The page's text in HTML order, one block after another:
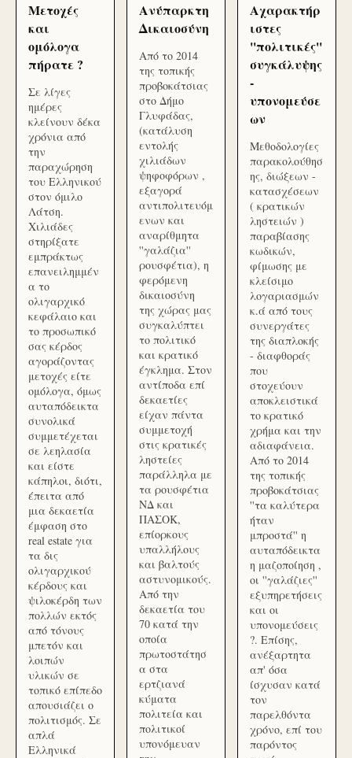
Μετοχές
και
ομόλογα
πήρατε ?
Σε λίγες
ημέρες
κλείνουν δέκα
χρόνια από
την
παραχώρηση
του Ελληνικού
στον όμιλο
Λάτση.
Χιλιάδες
στηρίξατε
εμπράκτως
επανειλημμέν
α το
ολιγαρχικό
κεφάλαιο και
το προσωπικό
σας κέρδος
αγοράζοντας
μετοχές είτε
ομόλογα, όμως
αυταπόδεικτα
συνολικά
συμμετέχεται
σε λεηλασία
και είστε
κάπηλοι, διότι,
έπειτα από
μια δεκαετία
έμφαση στο
real estate για
τα δις
ολιγαρχικού
κέρδους και
ψιλοκέρδη των
πολλών εκτός
από τόνους
μπετόν και
λοιπών
υλικών σε
τοπικό επίπεδο
απουσιάζει ο
πολιτισμός. Σε
απλά
Ελληνικά
Ανύπαρκτη
Δικαιοσύνη
Από το 2014
της τοπικής
προβοκάτσιας
στο Δήμο
Γλυφάδας,
(κατάλυση
εντολής
χιλιάδων
ψηφοφόρων ,
εξαγορά
αντιπολιτευόμ
ενων και
αναρίθμητα
''γαλάζια''
ρουσφέτια), η
φερόμενη
δικαιοσύνη
της χώρας μας
συγκαλύπτει
το πολιτικό
και κρατικό
έγκλημα. Στον
αντίποδα επί
δεκαετίες
είχαν πάντα
συμμετοχή
στις κρατικές
ληστείες
παράλληλα με
τα ρουσφέτια
ΝΔ και
ΠΑΣΟΚ,
επίορκους
υπαλλήλους
και βαλτούς
αστυνομικούς.
Από την
δεκαετία του
70 κατά την
οποία
πρωτοστάτησ
α στα
ερτζιανά
κύματα
πολιτεία και
πολιτικοί
υπονόμευαν
Αχαρακτήρ
ιστες
''πολιτικές''
συγκάλυψης
-
υπονομεύσε
ων
Μεθοδολογίες
παρακολούθησ
ης, διώξεων -
κατασχέσεων
( κρατικών
ληστειών )
παραβίασης
κωδικών,
φίμωσης με
κλείσιμο
λογαριασμών
κ.ά από τους
συνεργάτες
της διαπλοκής
- διαφθοράς
που
στοχεύουν
αποκλειστικά
το κρατικό
χρήμα και την
αδιαφάνεια.
Από το 2014
της τοπικής
προβοκάτσιας
''τα καλύτερα
ήταν
μπροστά'' η
αυταπόδεικτα
η μαζοποίηση ,
οι ''γαλάζιες''
εξυπηρετήσεις
και οι
υπονομεύσεις
?. Επίσης,
ανέξαρτητα
απ' όσα
ίσχυσαν κατά
τον
παρελθόντα
χρόνο, επί του
παρόντος